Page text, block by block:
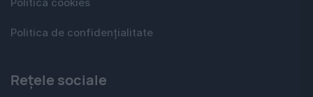
Politica cookies
Politica de confidențialitate
Rețele sociale